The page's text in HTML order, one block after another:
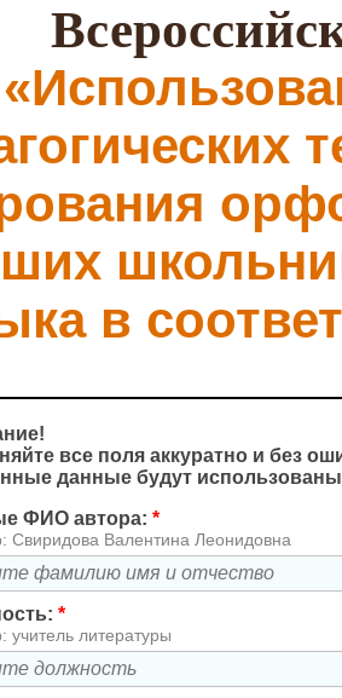
в
все поля аккуратно и без
данные будут
ФИО автора: *
Свиридова Валентина Леонидовна
*
учитель литературы